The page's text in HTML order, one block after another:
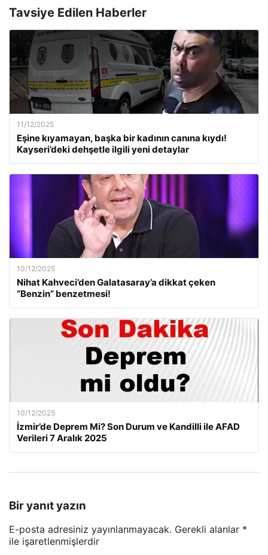
Tavsiye Edilen Haberler
11/12/2025
Eşine kıyamayan, başka bir kadının canına kıydı!
Kayseri’deki dehşetle ilgili yeni detaylar
10/12/2025
Nihat Kahveci’den Galatasaray’a dikkat çeken
“Benzin” benzetmesi!
10/12/2025
İzmir’de Deprem Mi? Son Durum ve Kandilli ile AFAD
Verileri 7 Aralık 2025
Bir yanıt yazın
E-posta adresiniz yayınlanmayacak. Gerekli alanlar *
ile işaretlenmişlerdir